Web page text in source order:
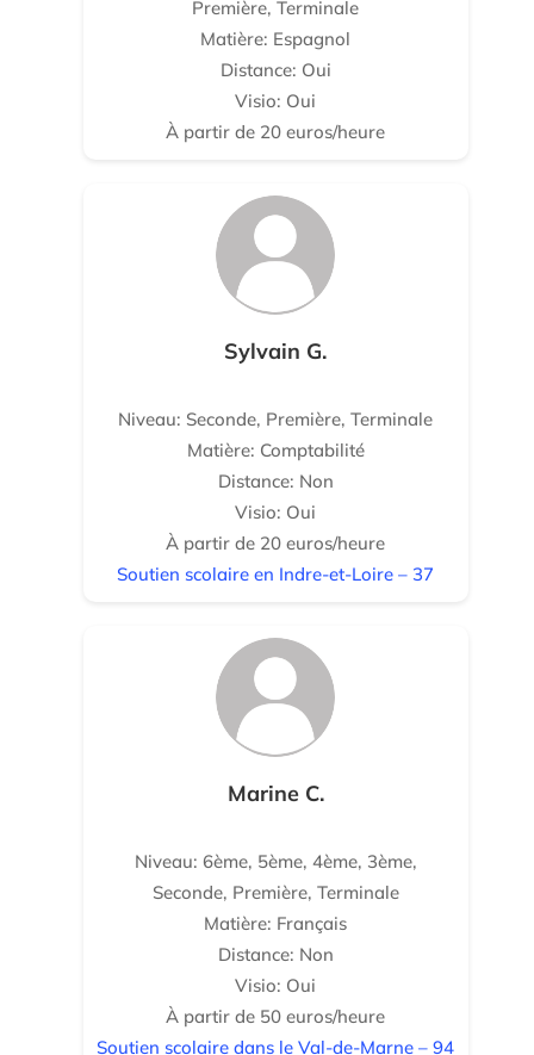
Première, Terminale
Matière: Espagnol
Distance: Oui
Visio: Oui
À partir de 20 euros/heure
Sylvain G.
Niveau: Seconde, Première, Terminale
Matière: Comptabilité
Distance: Non
Visio: Oui
À partir de 20 euros/heure
Soutien scolaire en Indre-et-Loire – 37
Marine C.
Niveau: 6ème, 5ème, 4ème, 3ème,
Seconde, Première, Terminale
Matière: Français
Distance: Non
Visio: Oui
À partir de 50 euros/heure
Soutien scolaire dans le Val-de-Marne – 94